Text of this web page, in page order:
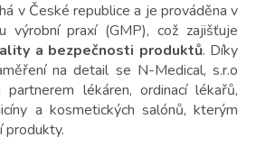
v České republice a je prováděna v
výrobní praxí (GMP), což zajišťuje
a bezpečnosti produktů. Díky
na detail se N-Medical, s.r.o
lékáren, ordinací lékařů,
a kosmetických salónů, kterým
produkty.